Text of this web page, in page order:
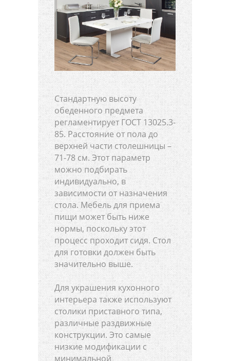
Стандартную высоту
обеденного предмета
регламентирует ГОСТ 13025.3-
85. Расстояние от пола до
верхней части столешницы –
71-78 см. Этот параметр
можно подбирать
индивидуально, в
зависимости от назначения
стола. Мебель для приема
пищи может быть ниже
нормы, поскольку этот
процесс проходит сидя. Стол
для готовки должен быть
значительно выше.
Для украшения кухонного
интерьера также используют
столики приставного типа,
различные раздвижные
конструкции. Это самые
низкие модификации с
минимальной